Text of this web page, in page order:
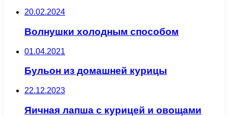
20.02.2024
Волнушки холодным способом
01.04.2021
Бульон из домашней курицы
22.12.2023
Яичная лапша с курицей и овощами